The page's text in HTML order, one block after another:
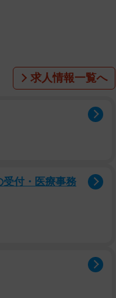
求人情報一覧へ
受付・医療事務